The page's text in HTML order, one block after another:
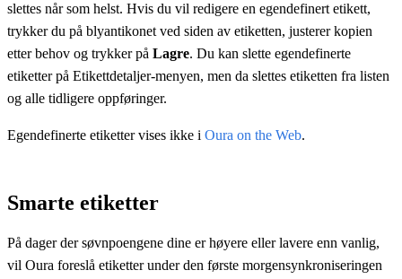
slettes når som helst. Hvis du vil redigere en egendefinert etikett,
trykker du på blyantikonet ved siden av etiketten, justerer kopien
etter behov og trykker på Lagre. Du kan slette egendefinerte
etiketter på Etikettdetaljer-menyen, men da slettes etiketten fra listen
og alle tidligere oppføringer.
Egendefinerte etiketter vises ikke i Oura on the Web.
Smarte etiketter
På dager der søvnpoengene dine er høyere eller lavere enn vanlig,
vil Oura foreslå etiketter under den første morgensynkroniseringen